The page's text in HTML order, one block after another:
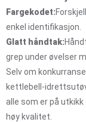
Fargekodet:
enkel identifikasjon.
Glatt håndtak:
grep under øvelser
Selv om
kettlebell-
alle som er på
høy kvalitet.